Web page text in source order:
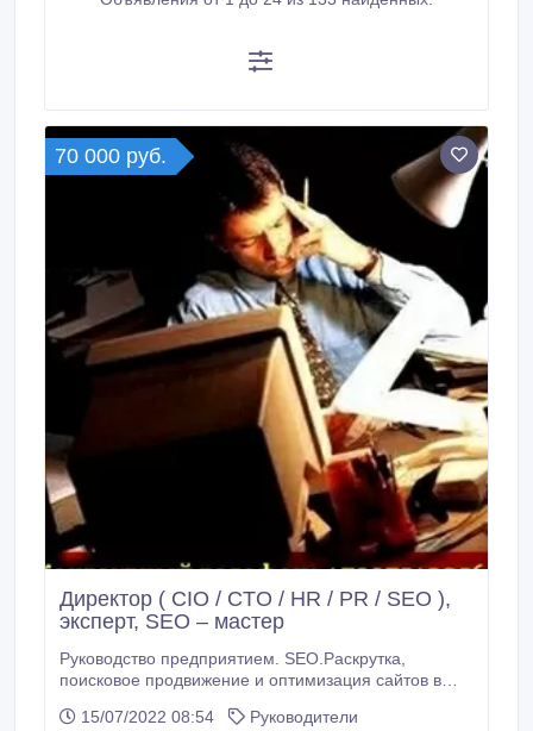
70 000 руб.
Директор ( CIO / CTO / HR / PR / SEO ),
эксперт, SEO – мастер
Руководство предприятием. SEO.Раскрутка,
поисковое продвижение и оптимизация сайтов в
Консультации и практическая помощь в построении
15/07/2022 08:54
Руководители